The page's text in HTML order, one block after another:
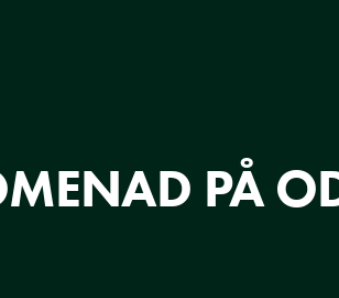
PÅ